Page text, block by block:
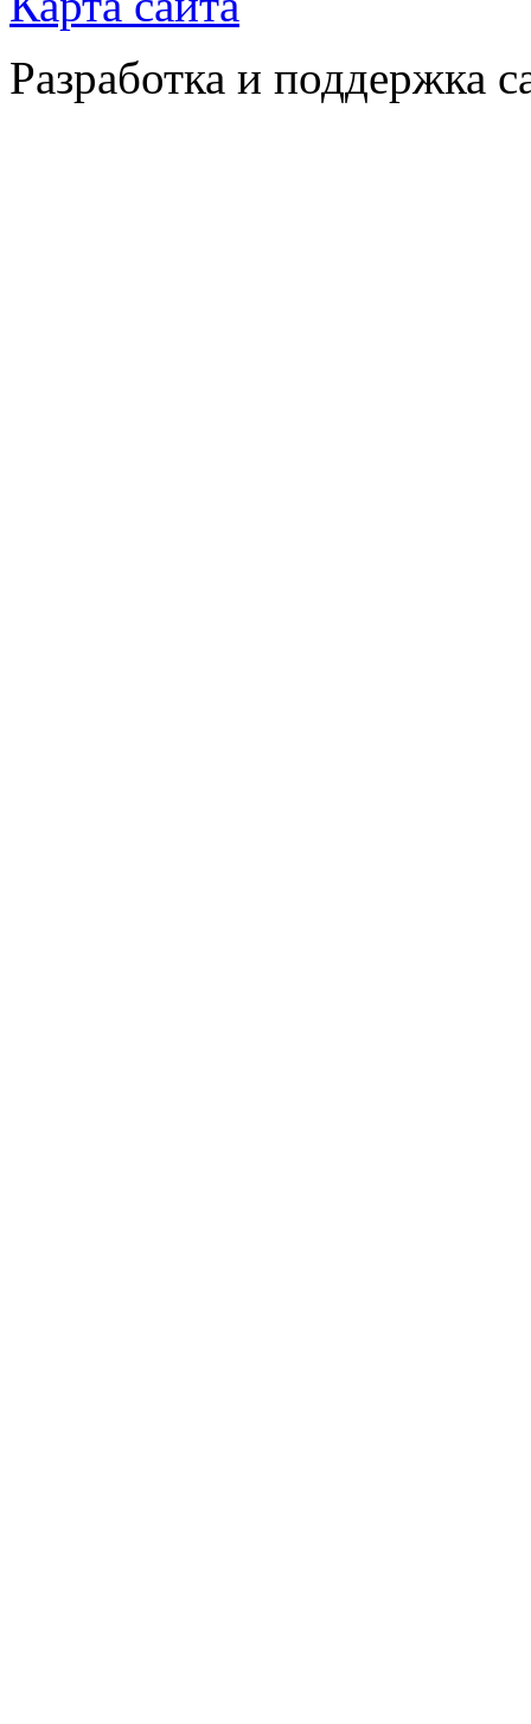
Разработка и поддержка